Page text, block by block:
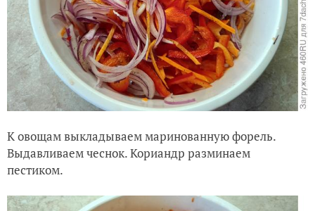
К овощам выкладываем маринованную форель.
Выдавливаем чеснок. Кориандр разминаем
пестиком.